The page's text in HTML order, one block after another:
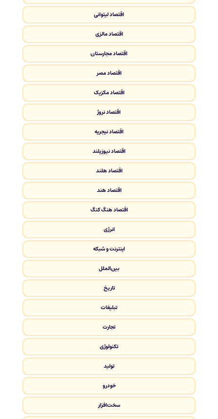
اقتصاد لیتوانی
اقتصاد مالزی
اقتصاد مجارستان
اقتصاد مصر
اقتصاد مکزیک
اقتصاد نروژ
اقتصاد نیجریه
اقتصاد نیوزیلند
اقتصاد هلند
اقتصاد هند
اقتصاد هنگ کنگ
انرژی
اینترنت و شبکه
بین‌الملل
تاریخ
تبلیغات
تجارت
تکنولوژی
تولید
خودرو
سخت‌افزار